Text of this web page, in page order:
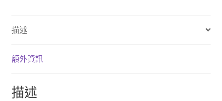
描述
額外資訊
描述